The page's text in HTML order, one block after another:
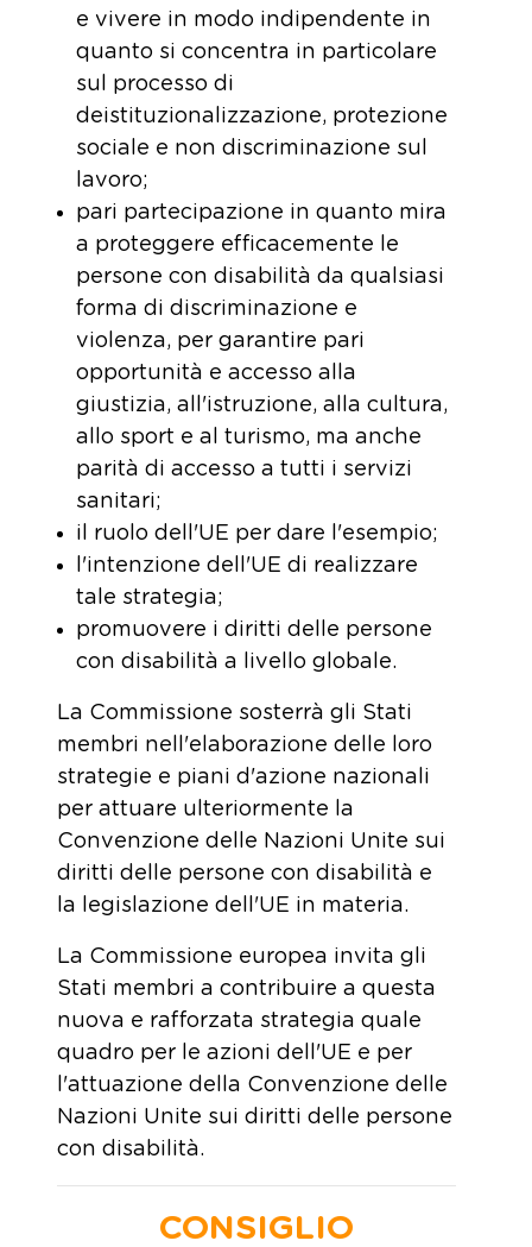
e vivere in modo indipendente in
quanto si concentra in particolare
sul processo di
deistituzionalizzazione, protezione
sociale e non discriminazione sul
lavoro;
pari partecipazione in quanto mira
a proteggere efficacemente le
persone con disabilità da qualsiasi
forma di discriminazione e
violenza, per garantire pari
opportunità e accesso alla
giustizia, all'istruzione, alla cultura,
allo sport e al turismo, ma anche
parità di accesso a tutti i servizi
sanitari;
il ruolo dell'UE per dare l'esempio;
l'intenzione dell'UE di realizzare
tale strategia;
promuovere i diritti delle persone
con disabilità a livello globale.
La Commissione sosterrà gli Stati
membri nell'elaborazione delle loro
strategie e piani d'azione nazionali
per attuare ulteriormente la
Convenzione delle Nazioni Unite sui
diritti delle persone con disabilità e
la legislazione dell'UE in materia.
La Commissione europea invita gli
Stati membri a contribuire a questa
nuova e rafforzata strategia quale
quadro per le azioni dell'UE e per
l'attuazione della Convenzione delle
Nazioni Unite sui diritti delle persone
con disabilità.
CONSIGLIO